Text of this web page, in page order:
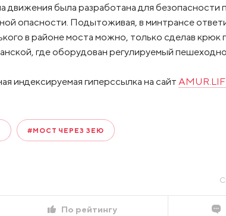
движения была разработана для безопасности
опасности. Подытоживая, в минтрансе
в районе моста можно, только сделав крюк
где оборудован регулируемый
индексируемая гиперссылка на сайт
#МОСТ ЧЕРЕЗ ЗЕЮ
По рейтингу